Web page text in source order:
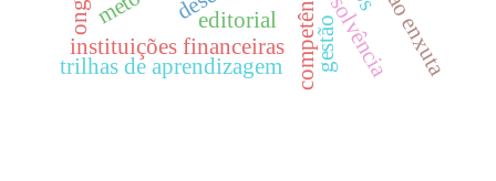
competências
instituições financeiras
ongd
trilhas de aprendizagem insolvência
editorial gestão